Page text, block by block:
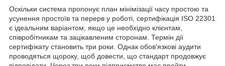
Оскільки система пропонує план мінімізації часу простою та
усунення простоїв та перерв у роботі, сертифікація ISO 22301
є ідеальним варіантом, якщо це необхідно клієнтам,
співробітникам та зацікавленим сторонам. Термін дії
сертифікату становить три роки. Однак обов'язкові аудити
проводяться щороку, щоб довести, що стандарт продовжує